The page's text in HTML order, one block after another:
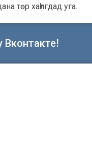
төр хаһлгдад уга.
Вконтакте!